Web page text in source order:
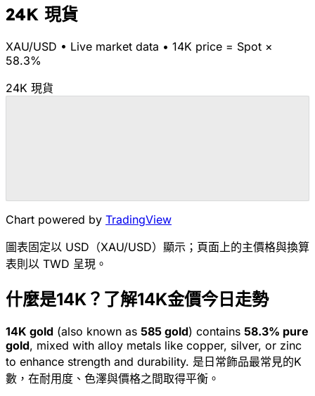
24K 現貨
XAU/USD • Live market data • 14K price = Spot ×
58.3%
24K 現貨
Chart powered by TradingView
圖表固定以 USD（XAU/USD）顯示；頁面上的主價格與換算
表則以 TWD 呈現。
什麼是14K？了解14K金價今日走勢
14K gold (also known as 585 gold) contains 58.3% pure
gold, mixed with alloy metals like copper, silver, or zinc
to enhance strength and durability. 是日常飾品最常見的K
數，在耐用度、色澤與價格之間取得平衡。